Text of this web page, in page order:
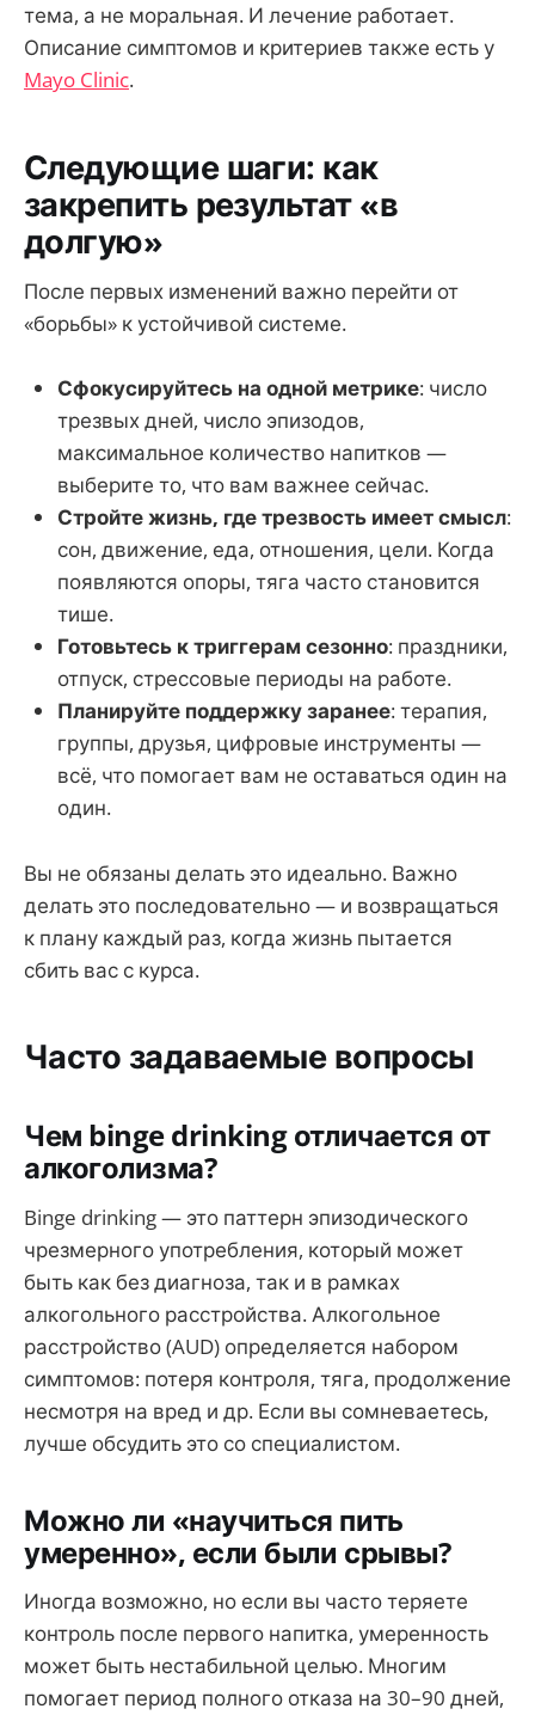
тема, а не моральная. И лечение работает.
Описание симптомов и критериев также есть у
Mayo Clinic.
Следующие шаги: как
закрепить результат «в
долгую»
После первых изменений важно перейти от
«борьбы» к устойчивой системе.
Сфокусируйтесь на одной метрике: число
трезвых дней, число эпизодов,
максимальное количество напитков —
выберите то, что вам важнее сейчас.
Стройте жизнь, где трезвость имеет смысл:
сон, движение, еда, отношения, цели. Когда
появляются опоры, тяга часто становится
тише.
Готовьтесь к триггерам сезонно: праздники,
отпуск, стрессовые периоды на работе.
Планируйте поддержку заранее: терапия,
группы, друзья, цифровые инструменты —
всё, что помогает вам не оставаться один на
один.
Вы не обязаны делать это идеально. Важно
делать это последовательно — и возвращаться
к плану каждый раз, когда жизнь пытается
сбить вас с курса.
Часто задаваемые вопросы
Чем binge drinking отличается от
алкоголизма?
Binge drinking — это паттерн эпизодического
чрезмерного употребления, который может
быть как без диагноза, так и в рамках
алкогольного расстройства. Алкогольное
расстройство (AUD) определяется набором
симптомов: потеря контроля, тяга, продолжение
несмотря на вред и др. Если вы сомневаетесь,
лучше обсудить это со специалистом.
Можно ли «научиться пить
умеренно», если были срывы?
Иногда возможно, но если вы часто теряете
контроль после первого напитка, умеренность
может быть нестабильной целью. Многим
помогает период полного отказа на 30–90 дней,